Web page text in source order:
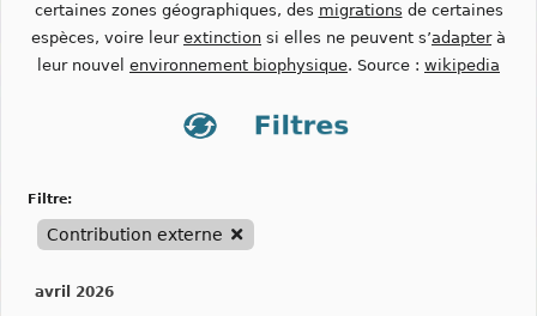
certaines zones géographiques, des migrations de certaines
espèces, voire leur extinction si elles ne peuvent s’adapterà
leur nouvel environnement biophysique. Source : wikipedia
filtre:
Contribution externe
avril 2026